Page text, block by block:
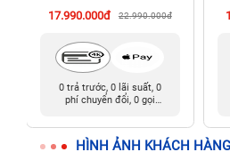
17.990.000đ 22.990.000đ
0 trả trước, 0 lãi suất, 0
phí chuyển đổi, 0 gọi
HÌNH ẢNH KHÁCH HÀNG